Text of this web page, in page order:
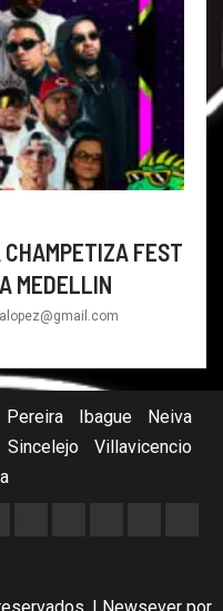
CHAMPETIZA FEST
MEDELLIN
Pereira Ibague
Neiva
Sincelejo
Villavicencio